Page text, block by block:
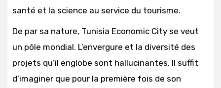
santé et la science au service du tourisme.
De par sa nature, Tunisia Economic City se veut
un pôle mondial. L’envergure et la diversité des
projets qu’il englobe sont hallucinantes. Il suffit
d’imaginer que pour la première fois de son